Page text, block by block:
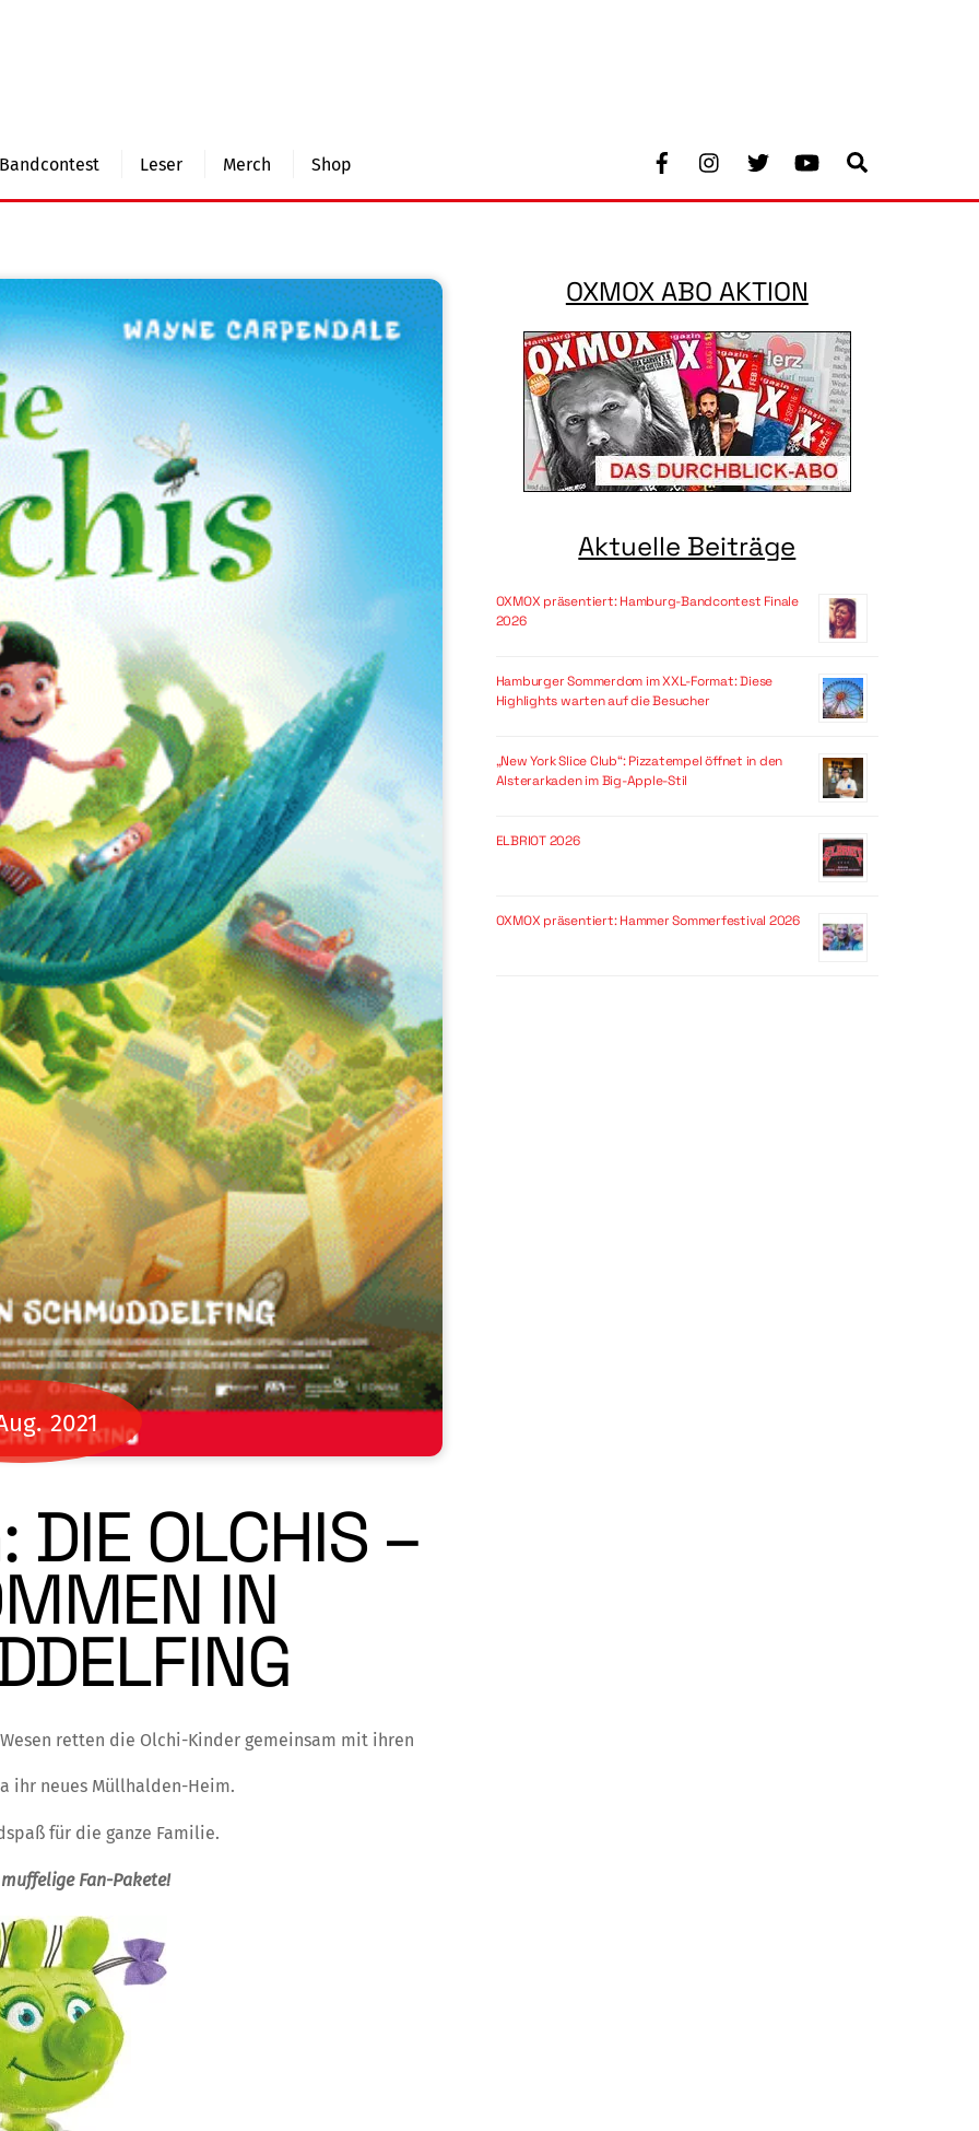
Facebook Youtube
Bandcontest Leser Merch Shop
2021
OLCHIS –
IN
retten die Olchi-Kinder gemeinsam mit ihren
ihr neues Müllhalden-Heim.
für die ganze Familie.
Fan-Pakete!
OXMOX ABO AKTION
Aktuelle Beiträge
OXMOX präsentiert: Hamburg-Bandcontest Finale
2026
Hamburger Sommerdom im XXL-Format: Diese
Highlights warten auf die Besucher
„New York Slice Club“: Pizzatempel öffnet in den
Alsterarkaden im Big-Apple-Stil
ELBRIOT 2026
OXMOX präsentiert: Hammer Sommerfestival 2026